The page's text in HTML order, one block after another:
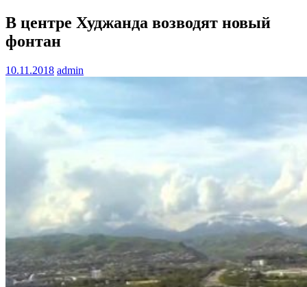
В центре Худжанда возводят новый
фонтан
10.11.2018 admin